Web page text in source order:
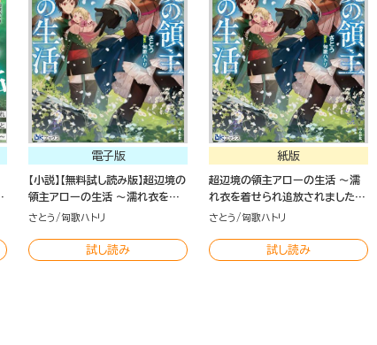
電子版
【小説】【無料試し読み版】超辺境の
領主アローの生活 ～濡れ衣を着
せられ追放されましたが、二人の
さとう 匈歌ハトリ
試し読み
紙版
超辺境の領主アローの生活 ～濡
れ衣を着せられ追放されました
が、二人の女神と新生活を送りま
さとう 匈歌ハトリ
試し読み